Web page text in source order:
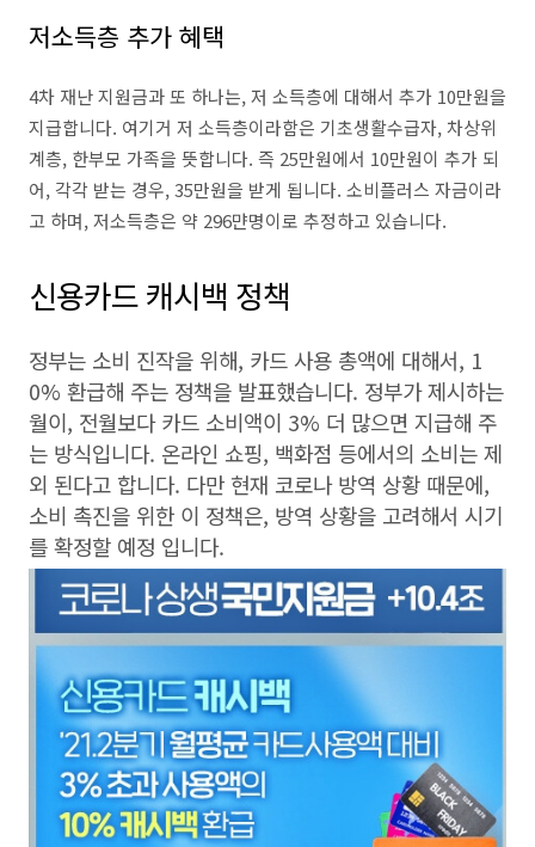
저소득층 추가 혜택
4차 재난 지원금과 또 하나는, 저 소득층에 대해서 추가 10만원을
지급합니다. 여기거 저 소득층이라함은 기초생활수급자, 차상위
계층, 한부모 가족을 뜻합니다. 즉 25만원에서 10만원이 추가 되
어, 각각 받는 경우, 35만원을 받게 됩니다. 소비플러스 자금이라
고 하며, 저소득층은 약 296먄명이로 추정하고 있습니다.
신용카드 캐시백 정책
정부는 소비 진작을 위해, 카드 사용 총액에 대해서, 1
0% 환급해 주는 정책을 발표했습니다. 정부가 제시하는
월이, 전월보다 카드 소비액이 3% 더 많으면 지급해 주
는 방식입니다. 온라인 쇼핑, 백화점 등에서의 소비는 제
외 된다고 합니다. 다만 현재 코로나 방역 상황 때문에,
소비 촉진을 위한 이 정책은, 방역 상황을 고려해서 시기
를 확정할 예정 입니다.